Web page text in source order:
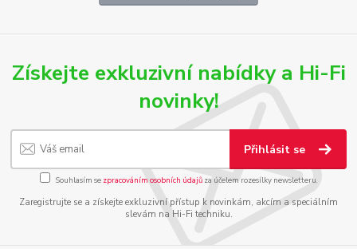
Získejte exkluzivní nabídky a Hi-Fi
novinky!
Přihlásit se
Souhlasím se zpracováním osobních údajůza účelem rozesílky newsletteru.
Zaregistrujte se a získejte exkluzivní přístup k novinkám, akcím a speciálním
slevám na Hi-Fi techniku.